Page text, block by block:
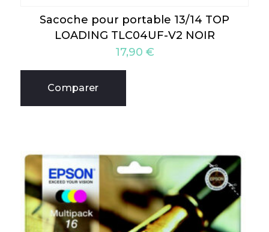
Sacoche pour portable 13/14 TOP
LOADING TLC04UF-V2 NOIR
17,90 €
Comparer